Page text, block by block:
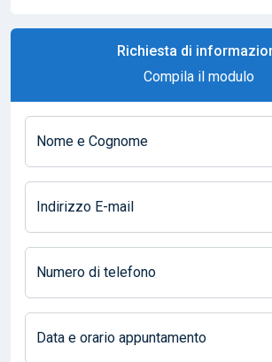
Richiesta di
Compila il modulo
Nome e Cognome
Indirizzo E-mail
Numero di telefono
Data e orario appuntamento